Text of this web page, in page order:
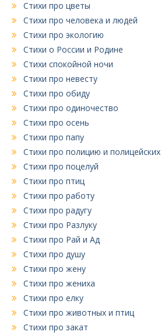
Стихи про цветы
Стихи про человека и людей
Стихи про экологию
Стихи о России и Родине
Стихи спокойной ночи
Стихи про невесту
Стихи про обиду
Стихи про одиночество
Стихи про осень
Стихи про папу
Стихи про полицию и полицейских
Стихи про поцелуй
Стихи про птиц
Стихи про работу
Стихи про радугу
Стихи про Разлуку
Стихи про Рай и Ад
Стихи про душу
Стихи про жену
Стихи про жениха
Стихи про елку
Стихи про животных и птиц
Стихи про закат